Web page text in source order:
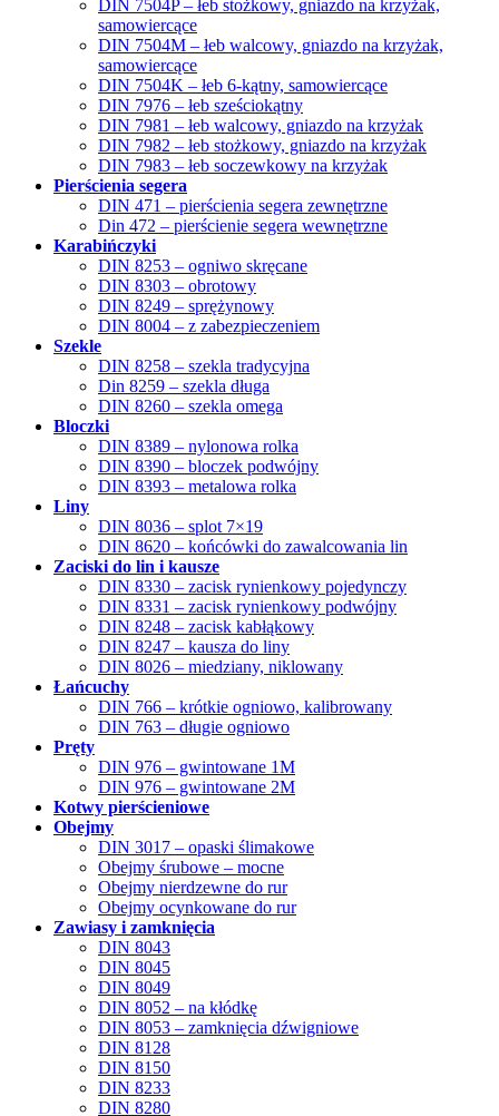
DIN 7504P – łeb stożkowy, gniazdo na krzyżak,
samowiercące
DIN 7504M – łeb walcowy, gniazdo na krzyżak,
samowiercące
DIN 7504K – łeb 6-kątny, samowiercące
DIN 7976 – łeb sześciokątny
DIN 7981 – łeb walcowy, gniazdo na krzyżak
DIN 7982 – łeb stożkowy, gniazdo na krzyżak
DIN 7983 – łeb soczewkowy na krzyżak
Pierścienia segera
DIN 471 – pierścienia segera zewnętrzne
Din 472 – pierścienie segera wewnętrzne
Karabińczyki
DIN 8253 – ogniwo skręcane
DIN 8303 – obrotowy
DIN 8249 – sprężynowy
DIN 8004 – z zabezpieczeniem
Szekle
DIN 8258 – szekla tradycyjna
Din 8259 – szekla długa
DIN 8260 – szekla omega
Bloczki
DIN 8389 – nylonowa rolka
DIN 8390 – bloczek podwójny
DIN 8393 – metalowa rolka
Liny
DIN 8036 – splot 7×19
DIN 8620 – końcówki do zawalcowania lin
Zaciski do lin i kausze
DIN 8330 – zacisk rynienkowy pojedynczy
DIN 8331 – zacisk rynienkowy podwójny
DIN 8248 – zacisk kabłąkowy
DIN 8247 – kausza do liny
DIN 8026 – miedziany, niklowany
Łańcuchy
DIN 766 – krótkie ogniowo, kalibrowany
DIN 763 – długie ogniowo
Pręty
DIN 976 – gwintowane 1M
DIN 976 – gwintowane 2M
Kotwy pierścieniowe
Obejmy
DIN 3017 – opaski ślimakowe
Obejmy śrubowe – mocne
Obejmy nierdzewne do rur
Obejmy ocynkowane do rur
Zawiasy i zamknięcia
DIN 8043
DIN 8045
DIN 8049
DIN 8052 – na kłódkę
DIN 8053 – zamknięcia dźwigniowe
DIN 8128
DIN 8150
DIN 8233
DIN 8280